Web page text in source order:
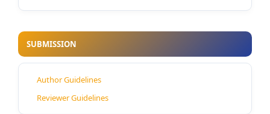
SUBMISSION
Author Guidelines
Reviewer Guidelines